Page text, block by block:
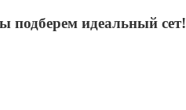
подберем идеальный сет!